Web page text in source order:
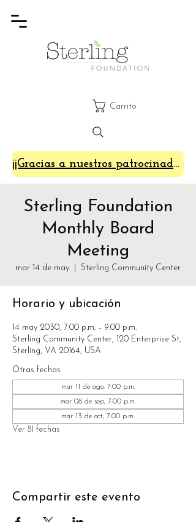
¡¡Gracias a nuestros patrocinadores de SterlingFest 2024!!
Carrito
Sterling Foundation
Monthly Board
Meeting
mar 14 de may Sterling Community Center
Horario y ubicación
14 may 2030, 7:00 p.m. – 9:00 p.m.
Sterling Community Center, 120 Enterprise St,
Sterling, VA 20164, USA
Otras fechas
mar 11 de ago, 7:00 p.m.
mar 08 de sep, 7:00 p.m.
mar 13 de oct, 7:00 p.m.
Ver 81 fechas
Compartir este evento